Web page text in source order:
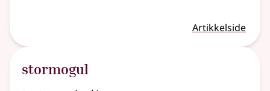
Artikkelside
stormogul